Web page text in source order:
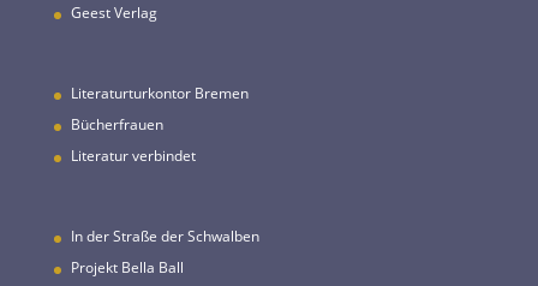
Geest Verlag
Literaturturkontor Bremen
Bücherfrauen
Literatur verbindet
In der Straße der Schwalben
Projekt Bella Ball